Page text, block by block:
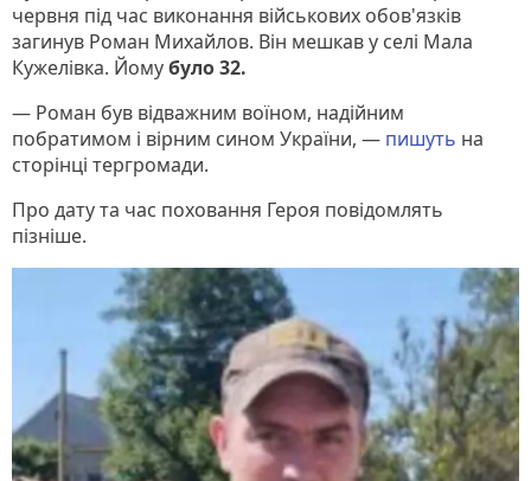
червня під час виконання військових обов'язків
загинув Роман Михайлов. Він мешкав у селі Мала
Кужелівка. Йомубуло 32.
— Роман був відважним воїном, надійним
побратимом і вірним сином України, — пишуть на
сторінці тергромади.
Про дату та час поховання Героя повідомлять
пізніше.